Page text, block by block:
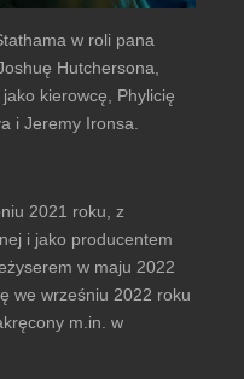
w roli pana
Hutchersona,
kierowcę, Phylicię
i Jeremy Ironsa.
2021 roku, z
i jako producentem
w maju 2022
we wrześniu 2022 roku
m.in. w